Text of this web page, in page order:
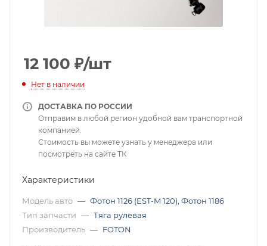
12 100 ₽/шт
Нет в наличии
ДОСТАВКА ПО РОССИИ
Отправим в любой регион удобной вам транспортной
компанией.
Стоимость вы можете узнать у менеджера или
посмотреть на сайте ТК
Характеристики
Модель авто — Фотон 1126 (EST-M 120) Фотон 1186
Тип запчасти — Тяга рулевая
Производитель — FOTON